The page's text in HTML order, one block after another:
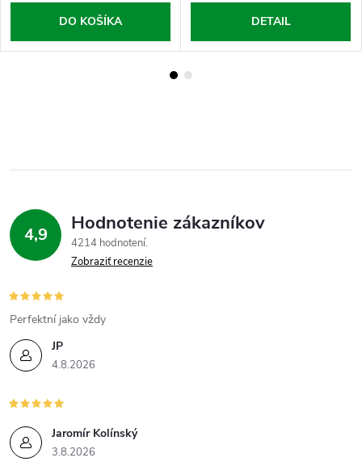
DO KOŠÍKA DETAIL
4,9 Hodnotenie zákazníkov
4214 hodnotení
Zobraziť recenzie
JP
4.8.2026
Perfektní jako vždy
Jaromír Kolínský
3.8.2026